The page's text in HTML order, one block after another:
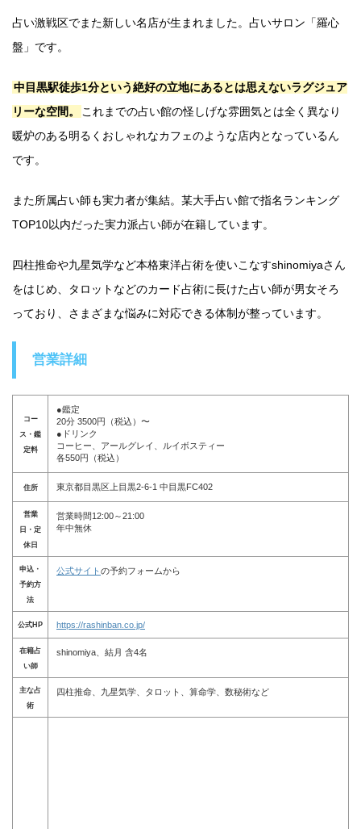
占い激戦区でまた新しい名店が生まれました。占いサロン「羅心
盤」です。
中目黒駅徒歩1分という絶好の立地にあるとは思えないラグジュア
リーな空間。
これまでの占い館の怪しげな雰囲気とは全く異なり
暖炉のある明るくおしゃれなカフェのような店内となっているん
です。
また所属占い師も実力者が集結。某大手占い館で指名ランキング
TOP10以内だった実力派占い師が在籍しています。
四柱推命や九星気学など本格東洋占術を使いこなすshinomiyaさん
をはじめ、タロットなどのカード占術に長けた占い師が男女そろ
っており、さまざまな悩みに対応できる体制が整っています。
営業詳細
コー
ス・鑑
定料
●鑑定
20分 3500円（税込）〜
●ドリンク
コーヒー、アールグレイ、ルイボスティー
各550円（税込）
住所 東京都目黒区上目黒2-6-1 中目黒FC402
営業
日・定
休日
営業時間12:00～21:00
年中無休
申込・
予約方
法
公式サイト の予約フォームから
公式HP https://rashinban.co.jp/
在籍占
い師
shinomiya、結月 含4名
主な占
術
四柱推命、九星気学、タロット、算命学、数秘術など